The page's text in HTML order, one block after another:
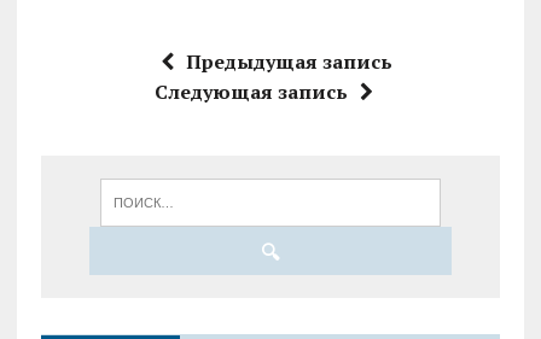
Предыдущая запись
Следующая запись